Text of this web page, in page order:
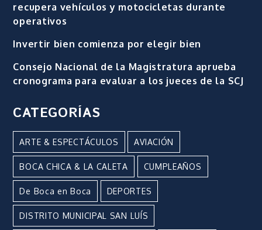
recupera vehículos y motocicletas durante
operativos
Invertir bien comienza por elegir bien
Consejo Nacional de la Magistratura aprueba
cronograma para evaluar a los jueces de la SCJ
CATEGORÍAS
ARTE & ESPECTÁCULOS AVIACIÓN
BOCA CHICA & LA CALETA CUMPLEAÑOS
De Boca en Boca DEPORTES
DISTRITO MUNICIPAL SAN LUÍS